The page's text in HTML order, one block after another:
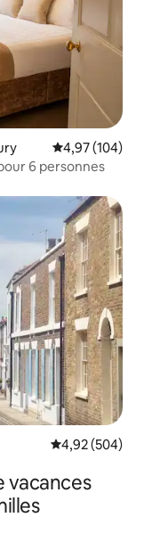
Évaluation
4,97 (104)
6 personnes
Évaluation
4,92 (504)
vacances